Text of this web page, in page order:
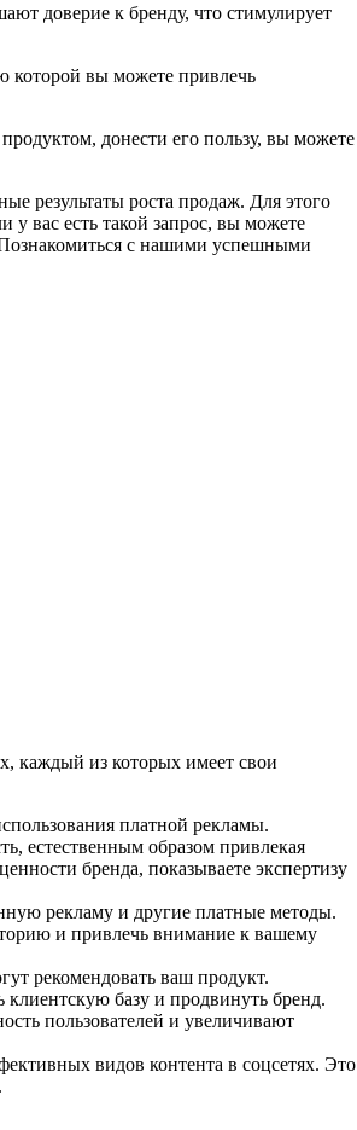
доверие к бренду, что стимулирует
которой вы можете привлечь
донести его пользу, вы можете
результаты роста продаж. Для этого
у вас есть такой запрос, вы можете
с нашими успешными
каждый из которых имеет свои
платной рекламы.
естественным образом привлекая
бренда, показываете экспертизу
рекламу и другие платные методы.
и привлечь внимание к вашему
рекомендовать ваш продукт.
базу и продвинуть бренд.
пользователей и увеличивают
видов контента в соцсетях. Это